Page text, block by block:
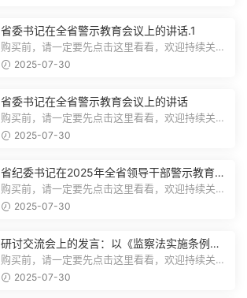
省委书记在全省警示教育会议上的讲话.1
购买前，请一定要先点击这里看看，欢迎持续关
注，精彩模板每天推送预览结束，本文...
2025-07-30
省委书记在全省警示教育会议上的讲话
购买前，请一定要先点击这里看看，欢迎持续关
注，精彩模板每天推送预览结束，本文...
2025-07-30
省纪委书记在2025年全省领导干部警示教育会
上的讲话.1
购买前，请一定要先点击这里看看，欢迎持续关
注，精彩模板每天推送预览结束，本文...
2025-07-30
研讨交流会上的发言：以《监察法实施条例》
为纲,推动巡察工作高质量发展
购买前，请一定要先点击这里看看，欢迎持续关
注，精彩模板每天推送预览结束，本文...
2025-07-30